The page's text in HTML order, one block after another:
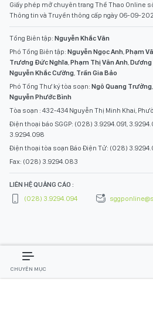
Giấy phép mở chuyên trang Thể Thao Online
Thông tin và Truyền thông cấp ngày 06-09-
Tổng Biên tập: Nguyễn Khắc Văn
Phó Tổng Biên tập: Nguyễn Ngọc Anh,Phạm
Trương Đức Nghĩa,Phạm Thị Vân Anh,Dương
Nguyễn Khắc Cường, Trần Gia Bảo
Phó Tổng Thư ký tòa soạn: Ngô Quang Trưởng,
Nguyễn Phước Bình
Tòa soạn : 432-434 Nguyễn Thị Minh Khai,
Điện thoại báo SGGP: (028) 3.9294.091,
3.9294.098
Điện thoại tòa soạn Báo Điện Tử: (028)
Fax: (028) 3.9294.083
LIÊN HỆ QUẢNG CÁO :
(028) 3.9294.094
CHUYÊN MỤC